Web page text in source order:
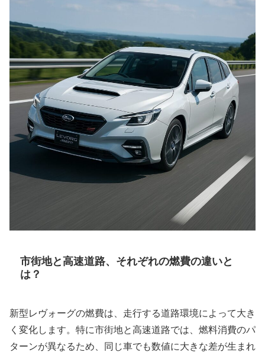
市街地と高速道路、それぞれの燃費の違いと
は？
新型レヴォーグの燃費は、走行する道路環境によって大き
く変化します。特に市街地と高速道路では、燃料消費のパ
ターンが異なるため、同じ車でも数値に大きな差が生まれ